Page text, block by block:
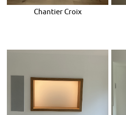
Chantier Croix